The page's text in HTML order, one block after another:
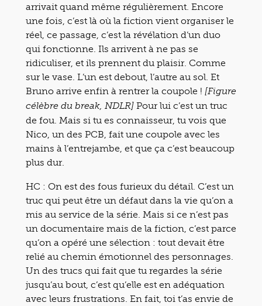
arrivait quand même régulièrement. Encore
une fois, c’est là où la fiction vient organiser le
réel, ce passage, c’est la révélation d’un duo
qui fonctionne. Ils arrivent à ne pas se
ridiculiser, et ils prennent du plaisir. Comme
sur le vase. L’un est debout, l’autre au sol. Et
Bruno arrive enfin à rentrer la coupole ! [Figure
célèbre du break, NDLR] Pour lui c’est un truc
de fou. Mais si tu es connaisseur, tu vois que
Nico, un des PCB, fait une coupole avec les
mains à l’entrejambe, et que ça c’est beaucoup
plus dur.
HC : On est des fous furieux du détail. C’est un
truc qui peut être un défaut dans la vie qu’on a
mis au service de la série. Mais si ce n’est pas
un documentaire mais de la fiction, c’est parce
qu’on a opéré une sélection : tout devait être
relié au chemin émotionnel des personnages.
Un des trucs qui fait que tu regardes la série
jusqu’au bout, c’est qu’elle est en adéquation
avec leurs frustrations. En fait, toi t’as envie de